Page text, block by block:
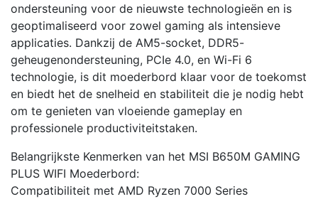
ondersteuning voor de nieuwste technologieën en is
geoptimaliseerd voor zowel gaming als intensieve
applicaties. Dankzij de AM5-socket, DDR5-
geheugenondersteuning, PCIe 4.0, en Wi-Fi 6
technologie, is dit moederbord klaar voor de toekomst
en biedt het de snelheid en stabiliteit die je nodig hebt
om te genieten van vloeiende gameplay en
professionele productiviteitstaken.
Belangrijkste Kenmerken van het MSI B650M GAMING
PLUS WIFI Moederbord:
Compatibiliteit met AMD Ryzen 7000 Series